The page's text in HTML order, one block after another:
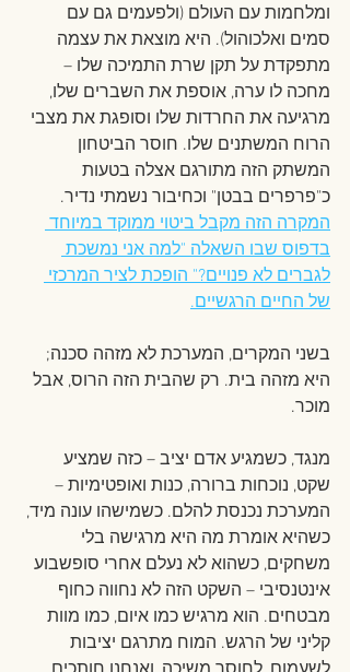
ומלחמות עם העולם (ולפעמים גם עם
סמים ואלכוהול). היא מוצאת את עצמה
מתפקדת על תקן שרת התמיכה שלו –
מחכה לו ערה, אוספת את השברים שלו,
מרגיעה את החרדות שלו וסופגת את מצבי
הרוח המשתנים שלו. חוסר הביטחון
המשתק הזה מתורגם אצלה בטעות
כ"פרפרים בבטן" וכחיבור נשמתי נדיר.
המקרה הזה מקבל ביטוי ממוקד במיוחד
בדפוס שבו השאלה "למה אני נמשכת
לגברים לא פנויים?" הופכת לציר המרכזי
של החיים הרגשיים.
בשני המקרים, המערכת לא מזהה סכנה;
היא מזהה בית. רק שהבית הזה הרוס, אבל
מוכר.
מנגד, כשמגיע אדם יציב – כזה שמציע
שקט, נוכחות ברורה, כנות ואופטימיות –
המערכת נכנסת להלם. כשמישהו עונה מיד,
כשהיא אומרת מה היא מרגישה בלי
משחקים, כשהוא לא נעלם אחרי סופשבוע
אינטנסיבי – השקט הזה לא נחווה כחוף
מבטחים. הוא מרגיש כמו איום, כמו מוות
קליני של הרגש. המוח מתרגם יציבות